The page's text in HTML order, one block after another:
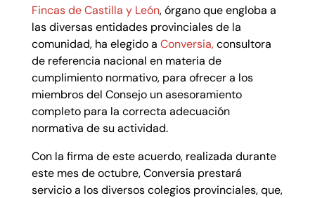
Fincas de Castilla y León, órgano que engloba a
las diversas entidades provinciales de la
comunidad, ha elegido a Conversia,consultora
de referencia nacional en materia de
cumplimiento normativo, para ofrecer a los
miembros del Consejo un asesoramiento
completo para la correcta adecuación
normativa de su actividad.
Con la firma de este acuerdo, realizada durante
este mes de octubre, Conversia prestará
servicio a los diversos colegios provinciales, que,